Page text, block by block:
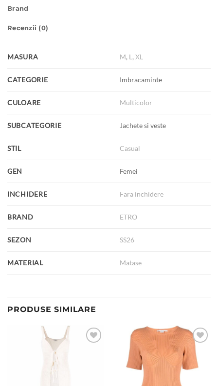
Brand
Recenzii (0)
MASURA M, L ,XL
CATEGORIE Imbracaminte
CULOARE Multicolor
SUBCATEGORIE Jachete si veste
STIL Casual
GEN Femei
INCHIDERE Fara inchidere
BRAND ETRO
SEZON SS26
MATERIAL Matase
PRODUSE SIMILARE